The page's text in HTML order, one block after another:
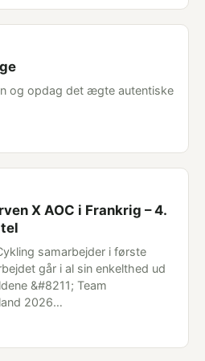
og opdag det ægte autentiske
X AOC i Frankrig – 4.
samarbejder i første
går i al sin enkelthed ud
&#8211; Team
2026…